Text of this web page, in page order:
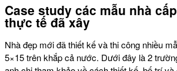
Case study các mẫu nhà
thực tế đã xây
Nhà đẹp mới đã thiết kế và thi công nhiều
5×15 trên khắp cả nước. Dưới đây là 2